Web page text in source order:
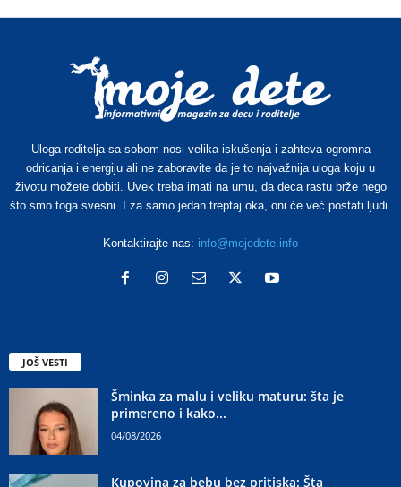
Uloga roditelja sa sobom nosi velika iskušenja i zahteva ogromna
odricanja i energiju ali ne zaboravite da je to najvažnija uloga koju u
životu možete dobiti. Uvek treba imati na umu, da deca rastu brže nego
što smo toga svesni. I za samo jedan treptaj oka, oni će već postati ljudi.
Kontaktirajte nas: info@mojedete.info
JOŠ VESTI
Šminka za malu i veliku maturu: šta je
primereno i kako...
04/08/2026
Kupovina za bebu bez pritiska: Šta